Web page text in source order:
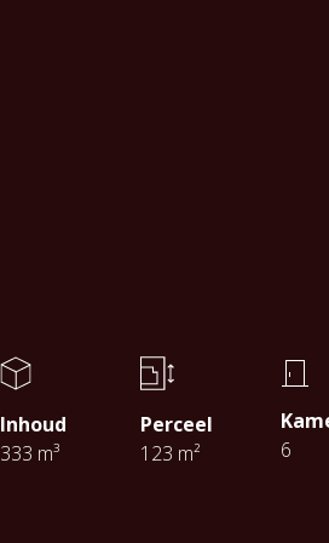
Inhoud
333 m³
Perceel
123 m²
6